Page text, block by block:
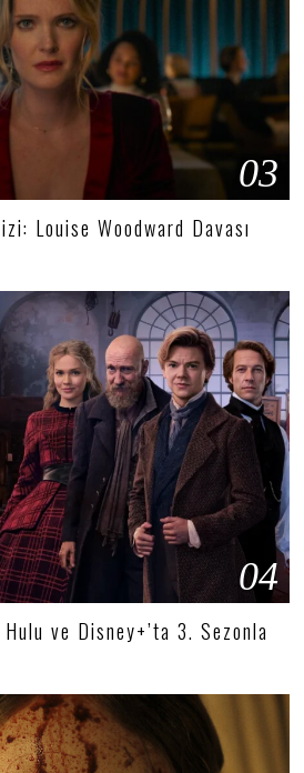
03
Louise Woodward Davası
04
ve Disney+’ta 3. Sezonla